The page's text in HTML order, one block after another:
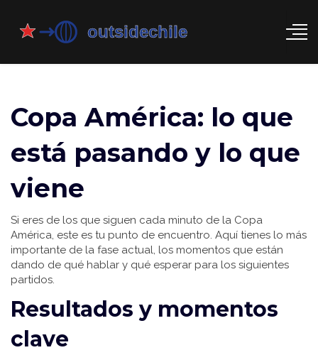
Copa América: lo que
está pasando y lo que
viene
Si eres de los que siguen cada minuto de la Copa
América, este es tu punto de encuentro. Aquí tienes lo más
importante de la fase actual, los momentos que están
dando de qué hablar y qué esperar para los siguientes
partidos.
Resultados y momentos
clave